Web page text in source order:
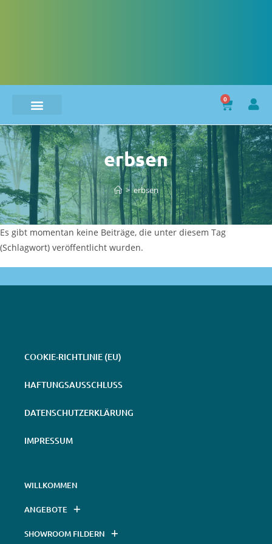
0
erbsen
> erbsen
Es gibt momentan keine Beiträge, die unter diesem Tag
(Schlagwort) veröffentlicht wurden.
COOKIE-RICHTLINIE (EU)
HAFTUNGSAUSSCHLUSS
DATENSCHUTZERKLÄRUNG
IMPRESSUM
WILLKOMMEN
ANGEBOTE
SHOWROOM FILDERN